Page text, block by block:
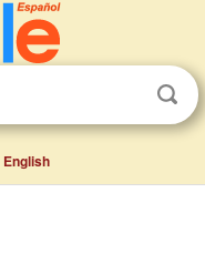
English